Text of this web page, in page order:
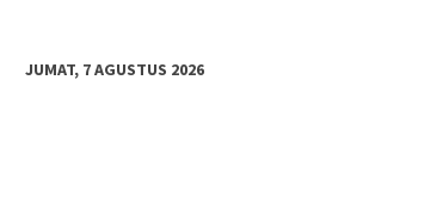
JUMAT, 7 AGUSTUS 2026